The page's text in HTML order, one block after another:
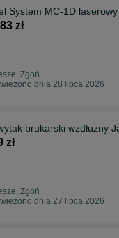
System MC-1D
zł
Zgoń
dnia 28 lipca 2026
brukarski wzdłużny
zł
Zgoń
dnia 27 lipca 2026